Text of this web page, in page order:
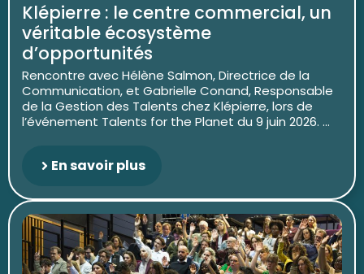
Klépierre : le centre commercial, un
véritable écosystème
d’opportunités
Rencontre avec Hélène Salmon, Directrice de la
Communication, et Gabrielle Conand, Responsable
de la Gestion des Talents chez Klépierre, lors de
l’événement Talents for the Planet du 9 juin 2026. ...
En savoir plus